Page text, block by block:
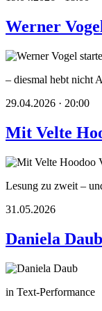
Werner
– diesmal hebt nicht
29.04.2026 · 20:00
Mit Velte
Lesung zu zweit –
31.05.2026
Daniela Daub
in Text-Performance